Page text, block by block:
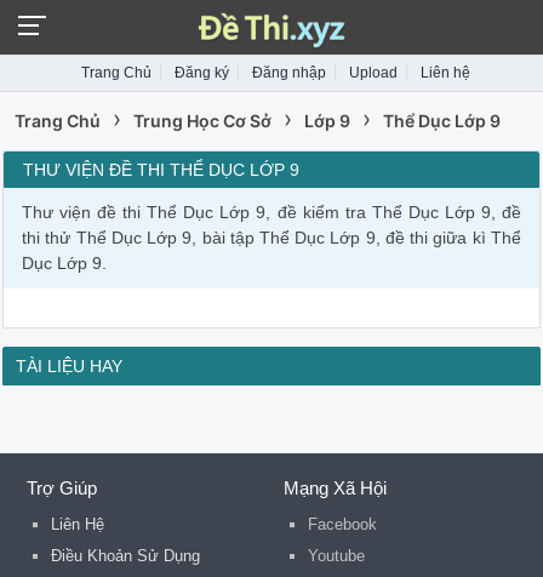
Trang Chủ Đăng ký Đăng nhập Upload Liên hệ
Trang Chủ › Trung Học Cơ Sở › Lớp 9 › Thể Dục Lớp 9
THƯ VIỆN ĐỀ THI THỂ DỤC LỚP 9
Thư viện đề thi Thể Dục Lớp 9, đề kiểm tra Thể Dục Lớp 9, đề
thi thử Thể Dục Lớp 9, bài tập Thể Dục Lớp 9, đề thi giữa kì Thể
Dục Lớp 9.
TÀI LIỆU HAY
Trợ Giúp
Liên Hệ
Điều Khoản Sử Dụng
Mạng Xã Hội
Facebook
Youtube